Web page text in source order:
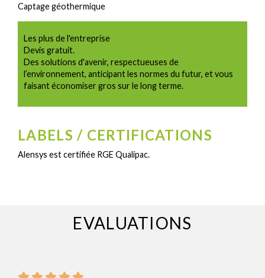
Captage géothermique
Les plus de l'entreprise
Devis gratuit.
Des solutions d'avenir, respectueuses de
l’environnement, anticipant les normes du futur, et vous
faisant économiser gros sur le long terme.
LABELS / CERTIFICATIONS
Alensys est certifiée RGE Qualipac.
EVALUATIONS